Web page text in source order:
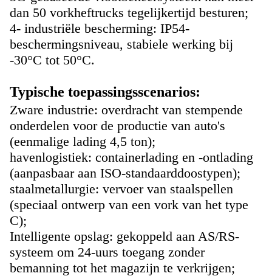
dan 50 vorkheftrucks tegelijkertijd besturen;
4- industriële bescherming: IP54-
beschermingsniveau, stabiele werking bij
-30°C tot 50°C.
Typische toepassingsscenarios:
Zware industrie: overdracht van stempende
onderdelen voor de productie van auto's
(eenmalige lading 4,5 ton);
havenlogistiek: containerlading en -ontlading
(aanpasbaar aan ISO-standaarddoostypen);
staalmetallurgie: vervoer van staalspellen
(speciaal ontwerp van een vork van het type
C);
Intelligente opslag: gekoppeld aan AS/RS-
systeem om 24-uurs toegang zonder
bemanning tot het magazijn te verkrijgen;